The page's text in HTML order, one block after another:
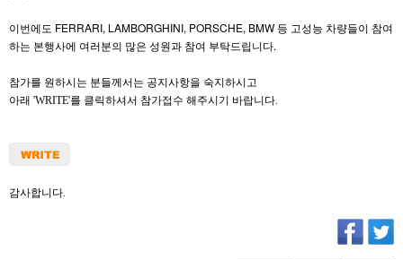
이번에도 FERRARI, LAMBORGHINI, PORSCHE, BMW 등 고성능 차량들이 참여
하는 본행사에 여러분의 많은 성원과 참여 부탁드립니다.
참가를 원하시는 분들께서는 공지사항을 숙지하시고
아래 'WRITE'를 클릭하셔서 참가접수 해주시기 바랍니다.
감사합니다.